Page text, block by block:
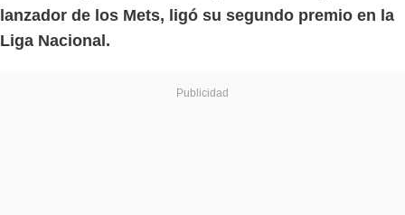
lanzador de los Mets, ligó su segundo premio en la
Liga Nacional.